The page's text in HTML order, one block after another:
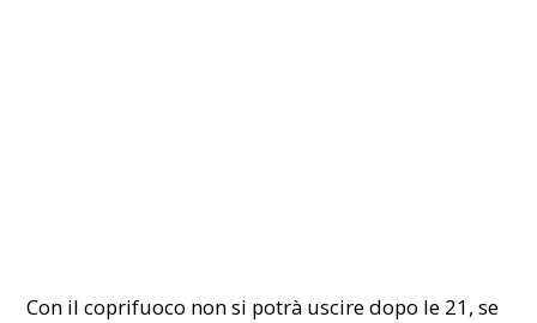
Con il coprifuoco non si potrà uscire dopo le 21, se